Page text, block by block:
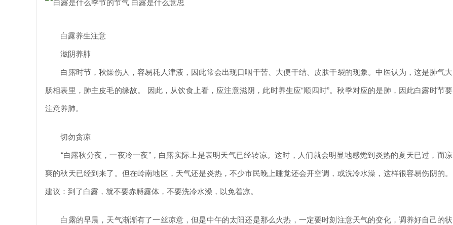
白露养生注意
滋阴养肺
白露时节，秋燥伤人，容易耗人津液，因此常会出现口咽干苦、大便干结、皮肤干裂的现象。中医认为，这是肺气大
肠相表里，肺主皮毛的缘故。 因此，从饮食上看，应注意滋阴，此时养生应“顺四时”。秋季对应的是肺，因此白露时节要
注意养肺。
切勿贪凉
“白露秋分夜，一夜冷一夜”，白露实际上是表明天气已经转凉。这时，人们就会明显地感觉到炎热的夏天已过，而凉
爽的秋天已经到来了。但在岭南地区，天气还是炎热，不少市民晚上睡觉还会开空调，或洗冷水澡，这样很容易伤阴的。
建议：到了白露，就不要赤膊露体，不要洗冷水澡，以免着凉。
白露的早晨，天气渐渐有了一丝凉意，但是中午的太阳还是那么火热，一定要时刻注意天气的变化，调养好自己的状